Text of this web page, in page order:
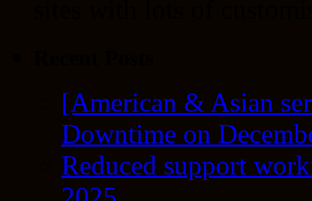
[American & Asian
Downtime on
Reduced support